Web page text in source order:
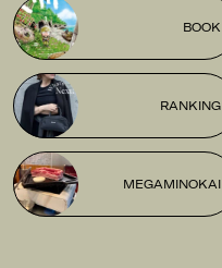
BOOK
RANKING
MEGAMINOKAI